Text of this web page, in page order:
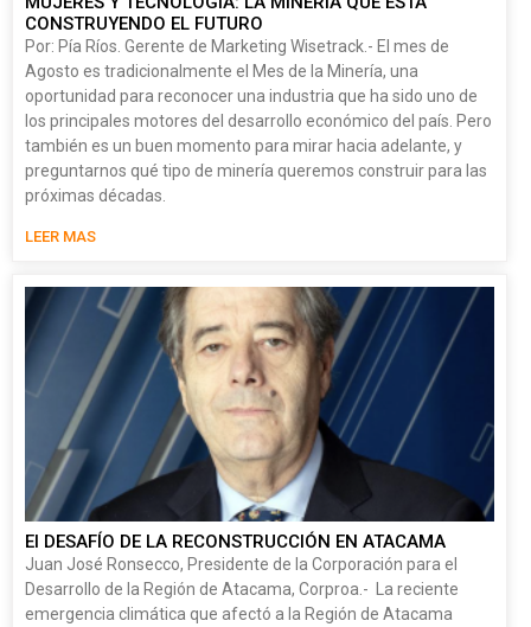
CONSTRUYENDO EL FUTURO
Por: Pía Ríos. Gerente de Marketing Wisetrack.- El mes de
Agosto es tradicionalmente el Mes de la Minería, una
oportunidad para reconocer una industria que ha sido uno de
los principales motores del desarrollo económico del país. Pero
también es un buen momento para mirar hacia adelante, y
preguntarnos qué tipo de minería queremos construir para las
próximas décadas.
LEER MAS
El DESAFÍO DE LA RECONSTRUCCIÓN EN ATACAMA
Juan José Ronsecco, Presidente de la Corporación para el
Desarrollo de la Región de Atacama, Corproa.- La reciente
emergencia climática que afectó a la Región de Atacama